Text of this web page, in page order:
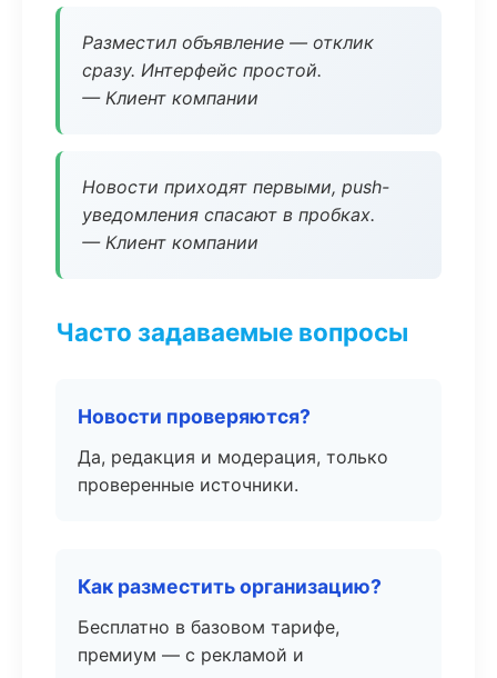
Разместил объявление — отклик
сразу. Интерфейс простой.
— Клиент компании
Новости приходят первыми, push-
уведомления спасают в пробках.
— Клиент компании
Часто задаваемые вопросы
Новости проверяются?
Да, редакция и модерация, только
проверенные источники.
Как разместить организацию?
Бесплатно в базовом тарифе,
премиум — с рекламой и